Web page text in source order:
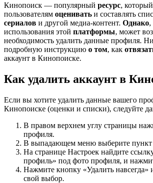
Кинопоиск — популярный ресурс,
пользователям оценивать и составлять
сериалов и другой медиа-контент. Однако,
использования этой платформы, может
необходимость удалить данные профиля.
подробную инструкцию о том, как
аккаунт в Кинопоиске.
Как удалить аккаунт в
Если вы хотите удалить данные вашего
Кинопоиске (оценки и списки), следуйте
В правом верхнем углу страницы
профиля.
В выпадающем меню выберите пункт
На странице Настроек найдите
профиль» под фото профиля, и
Нажмите кнопку «Удалить навсегда»
свой выбор.